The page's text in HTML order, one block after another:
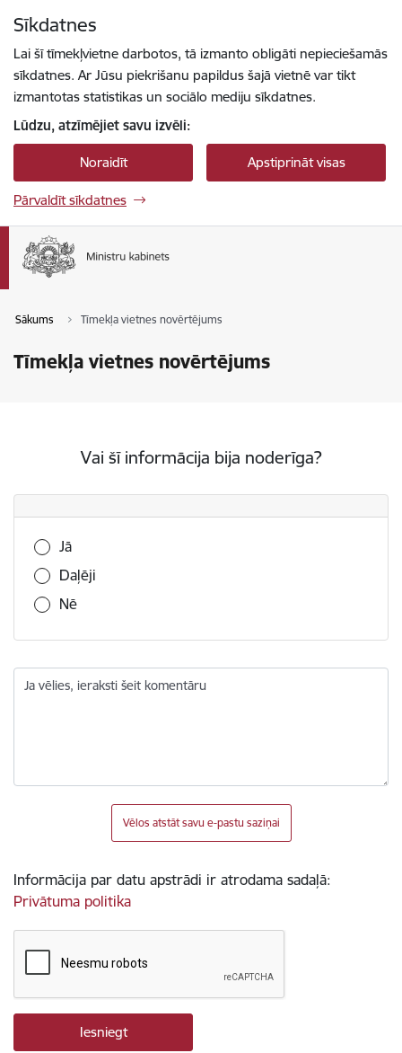
Sīkdatnes
Lai šī tīmekļvietne darbotos, tā izmanto obligāti nepieciešamās
sīkdatnes. Ar Jūsu piekrišanu papildus šajā vietnē var tikt
izmantotas statistikas un sociālo mediju sīkdatnes.
Lūdzu, atzīmējiet savu izvēli:
Noraidīt Apstiprināt visas
Pārvaldīt sīkdatnes
Sākums Tīmekļa vietnes novērtējums
Tīmekļa vietnes novērtējums
Vai šī informācija bija noderīga?
Vai šī informācija bija noderīga?
Jā
Daļēji
Nē
Ja vēlies, ieraksti šeit komentāru
Vēlos atstāt savu e-pastu saziņai
Informācija par datu apstrādi ir atrodama sadaļā:
Privātuma politika